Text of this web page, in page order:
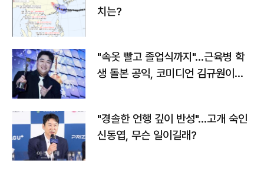
치는?
"속옷 빨고 졸업식까지"…근육병 학
생 돌본 공익, 코미디언 김규원이었
"경솔한 언행 깊이 반성"…고개 숙인
신동엽, 무슨 일이길래?